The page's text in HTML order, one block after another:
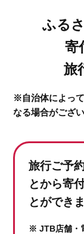
ふる
寄
旅
※自治体によっ
なる場合がござい
旅行ご予
とから寄
とができ
※ JTB店舗・